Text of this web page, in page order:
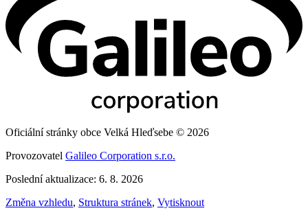
Oficiální stránky obce Velká Hleďsebe © 2026
Provozovatel Galileo Corporation s.r.o.
Poslední aktualizace: 6. 8. 2026
Změna vzhledu, Struktura stránek, Vytisknout